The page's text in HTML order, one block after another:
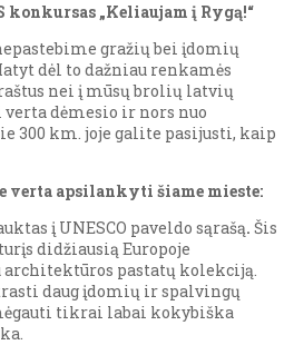
konkursas „Keliaujam į Rygą!“
gražių bei įdomių
dėl to dažniau renkamės
nei į mūsų brolių latvių
dėmesio ir nors nuo
300 km. joje galite pasijusti, kaip
verta apsilankyti šiame mieste:
į UNESCO paveldo sąrašą. Šis
didžiausią Europoje
architektūros pastatų kolekciją.
daug įdomių ir spalvingų
tikrai labai kokybiška